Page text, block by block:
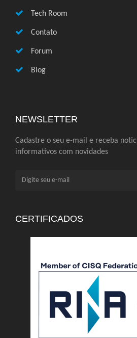
Tech Room
Contato
Forum
Blog
NEWSLETTER
Cadastre o seu e-mail e receba
informativos com novidades
CERTIFICADOS